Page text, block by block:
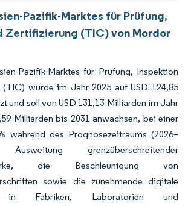
Pazifik-Marktes für Prüfung,
Zertifizierung (TIC) von Mordor
Pazifik-Marktes für Prüfung, Inspektion
wurde im Jahr 2025 auf USD 124,85
und soll von USD 131,13 Milliarden im Jahr
Milliarden bis 2031 anwachsen, bei einer
während des Prognosezeitraums (2026–
grenzüberschreitender
die Beschleunigung von
sowie die zunehmende digitale
in Fabriken, Laboratorien und